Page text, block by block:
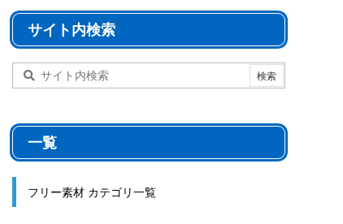
サイト内検索
一覧
フリー素材 カテゴリ一覧